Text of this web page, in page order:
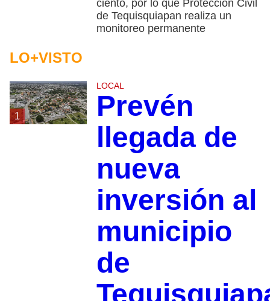
ciento, por lo que Protección Civil
de Tequisquiapan realiza un
monitoreo permanente
LO+VISTO
1
LOCAL
Prevén
llegada de
nueva
inversión al
municipio
de